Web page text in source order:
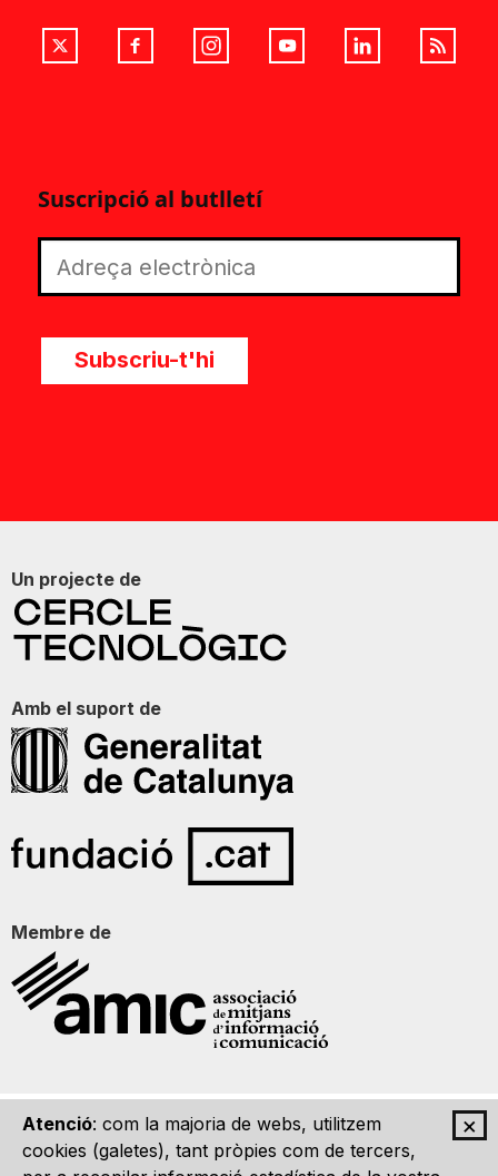
×
Atenció: com la majoria de webs, utilitzem
cookies (galetes), tant pròpies com de tercers,
Suscripció al butlletí
Subscriu-t'hi
Un projecte de
Amb el suport de
Membre de
Qui som Contacte Imatge Gràfica Avís legal